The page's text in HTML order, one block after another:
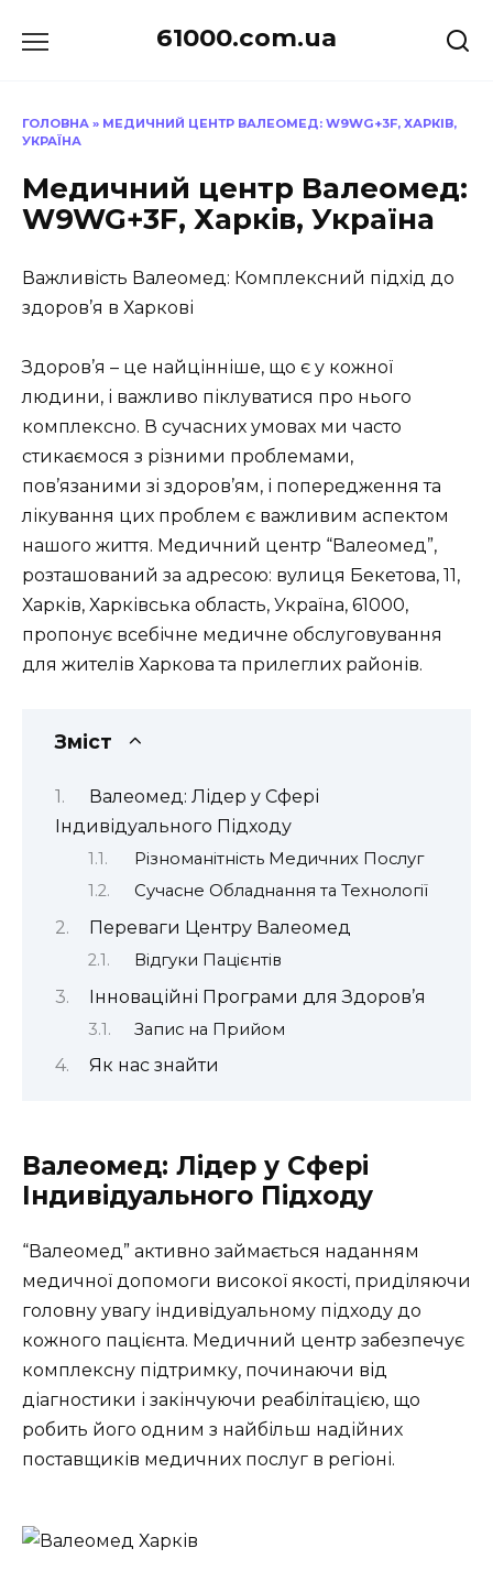
до
61000.com.ua
ГОЛОВНА » МЕДИЧНИЙ ЦЕНТР ВАЛЕОМЕД: W9WG+3F, ХАРКІВ,
УКРАЇНА
Медичний центр Валеомед:
W9WG+3F, Харків, Україна
Важливість Валеомед: Комплексний підхід до
здоров’я в Харкові
Здоров’я – це найцінніше, що є у кожної
людини, і важливо піклуватися про нього
комплексно. В сучасних умовах ми часто
стикаємося з різними проблемами,
пов’язаними зі здоров’ям, і попередження та
лікування цих проблем є важливим аспектом
нашого життя. Медичний центр “Валеомед”,
розташований за адресою: вулиця Бекетова, 11,
Харків, Харківська область, Україна, 61000,
пропонує всебічне медичне обслуговування
для жителів Харкова та прилеглих районів.
Зміст
Валеомед: Лідер у Сфері
Індивідуального Підходу
Різноманітність Медичних Послуг
Сучасне Обладнання та Технології
Переваги Центру Валеомед
Відгуки Пацієнтів
Інноваційні Програми для Здоров’я
Запис на Прийом
Як нас знайти
Валеомед: Лідер у Сфері
Індивідуального Підходу
“Валеомед” активно займається наданням
медичної допомоги високої якості, приділяючи
головну увагу індивідуальному підходу до
кожного пацієнта. Медичний центр забезпечує
комплексну підтримку, починаючи від
діагностики і закінчуючи реабілітацією, що
робить його одним з найбільш надійних
поставщиків медичних послуг в регіоні.